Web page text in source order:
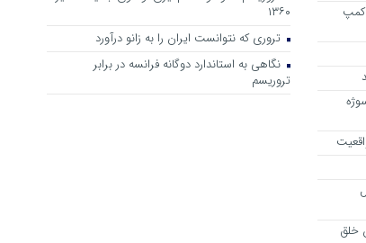
کمپ
۱۳۶۰
تروری که نتوانست ایران را به زانو درآورد
نگاهی به استاندارد دوگانه فرانسه در برابر
تروریسم